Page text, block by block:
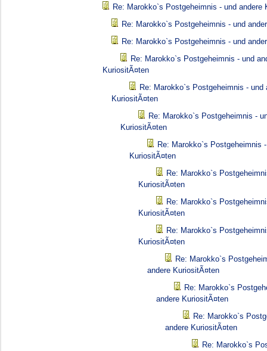
Re: Marokko`s Postgeheimnis - und andere
Re: Marokko`s Postgeheimnis - und
Re: Marokko`s Postgeheimnis - und
Re: Marokko`s Postgeheimnis - und
KuriositÃ¤ten
Re: Marokko`s Postgeheimnis - und
KuriositÃ¤ten
Re: Marokko`s Postgeheimnis -
KuriositÃ¤ten
Re: Marokko`s Postgeheimnis
KuriositÃ¤ten
Re: Marokko`s
KuriositÃ¤ten
Re: Marokko`s
KuriositÃ¤ten
Re: Marokko`s
KuriositÃ¤ten
Re: Marokko`s
andere KuriositÃ¤ten
Re: Marokko`s
andere KuriositÃ¤ten
Re: Marokko`s
andere KuriositÃ¤ten
Re: Marokko`s